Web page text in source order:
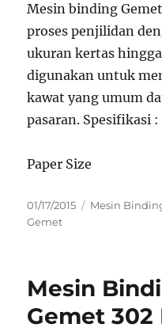
Mesin binding
proses penjilidan
ukuran kertas
digunakan untuk
kawat yang umum
pasaran. Spesifikasi :
Paper Size
Posted
on
01/17/2015 Categories
Mesin
Gemet
Mesin
Gemet 302